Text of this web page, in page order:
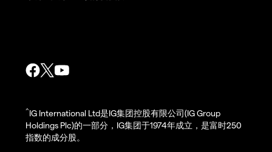
^IG International Ltd是IG集团控股有限公司(IG Group
Holdings Plc)的一部分，IG集团于1974年成立，是富时250
指数的成分股。